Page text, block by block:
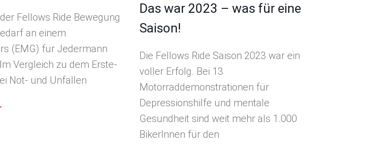
Fellows Ride Bewegung
an einem
(EMG) für Jedermann
Vergleich zu dem Erste-
Not- und Unfällen
Das war 2023 – was für eine
Saison!
Die Fellows Ride Saison 2023 war ein
voller Erfolg. Bei 13
Motorraddemonstrationen für
Depressionshilfe und mentale
Gesundheit sind weit mehr als 1.000
BikerInnen für den